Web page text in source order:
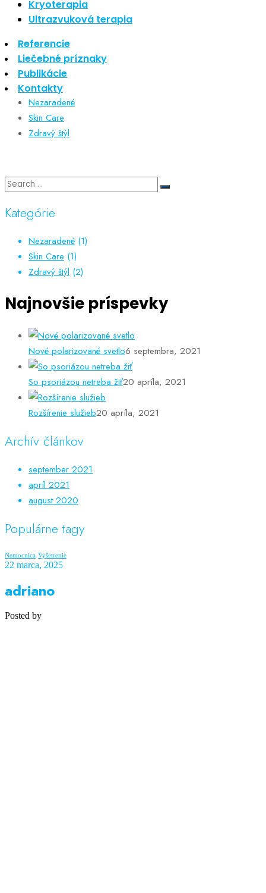
Kryoterapia
Ultrazvuková terapia
Referencie
Liečebné príznaky
Publikácie
Kontakty
september 2021
august 2020
Kategórie
Nezaradené
Skin Care
Zdravý štýl
Kategórie
Nezaradené (1)
Skin Care (1)
Zdravý štýl (2)
Najnovšie príspevky
Nové polarizované svetlo6 septembra, 2021
So psoriázou netreba žiť20 apríla, 2021
Rozšírenie služieb20 apríla, 2021
Archív článkov
september 2021
apríl 2021
august 2020
Populárne tagy
Nemocnica Vyšetrenie
22 marca, 2025
adriano
Posted by